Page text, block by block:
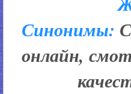
Синонимы:
онлайн,